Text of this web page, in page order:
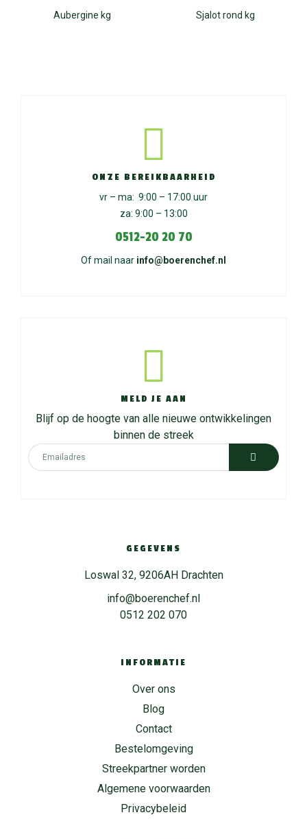
Aubergine kg Sjalot rond kg
ONZE BEREIKBAARHEID
vr – ma: 9:00 – 17:00 uur
za: 9:00 – 13:00
0512-20 20 70
Of mail naar info@boerenchef.nl
MELD JE AAN
Blijf op de hoogte van alle nieuwe ontwikkelingen
binnen de streek
GEGEVENS
Loswal 32, 9206AH Drachten
info@boerenchef.nl
0512 202 070
INFORMATIE
Over ons
Blog
Contact
Bestelomgeving
Streekpartner worden
Algemene voorwaarden
Privacybeleid